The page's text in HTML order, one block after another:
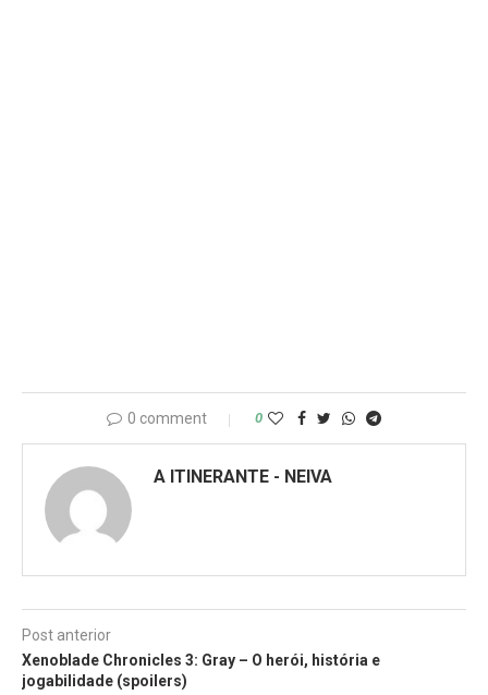
0 comment 0
A ITINERANTE - NEIVA
Post anterior
Xenoblade Chronicles 3: Gray – O herói, história e
jogabilidade (spoilers)